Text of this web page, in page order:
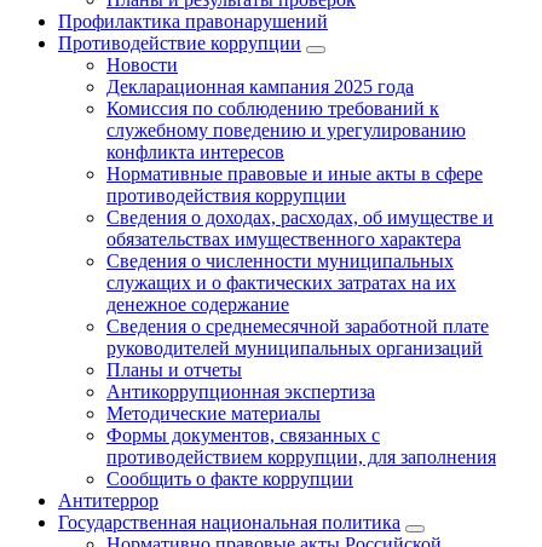
Профилактика правонарушений
Противодействие коррупции
Новости
Декларационная кампания 2025 года
Комиссия по соблюдению требований к
служебному поведению и урегулированию
конфликта интересов
Нормативные правовые и иные акты в сфере
противодействия коррупции
Сведения о доходах, расходах, об имуществе и
обязательствах имущественного характера
Сведения о численности муниципальных
служащих и о фактических затратах на их
денежное содержание
Сведения о среднемесячной заработной плате
руководителей муниципальных организаций
Планы и отчеты
Антикоррупционная экспертиза
Методические материалы
Формы документов, связанных с
противодействием коррупции, для заполнения
Сообщить о факте коррупции
Антитеррор
Государственная национальная политика